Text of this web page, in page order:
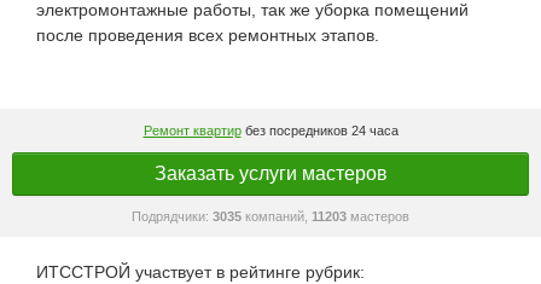
электромонтажные работы, так же уборка помещений
после проведения всех ремонтных этапов.
Ремонт квартирбез посредников 24 часа
Заказать услуги мастеров
Подрядчики: 3035 компаний, 11203 мастеров
ИТССТРОЙ участвует в рейтинге рубрик: